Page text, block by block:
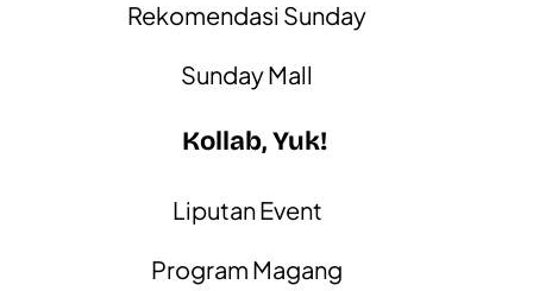
Rekomendasi Sunday
Sunday Mall
Kollab, Yuk!
Liputan Event
Program Magang